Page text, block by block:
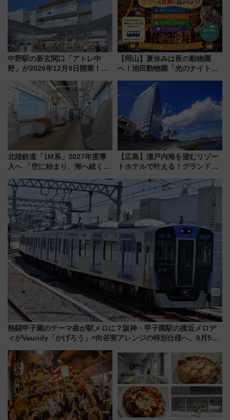
中野駅の新玄関口「アトレ中
野」が2026年12月9日開業！新
注目スポット
【岡山】夏休みは夜の動物園
へ！池田動物園「光のナイトズ
北陸鉄道「1M系」2027年度導
入へ 「空に始まり、海へ続く」
神秘的なデザイン
【広島】瀬戸内海を望むリゾー
トホテルで叶える！グランドプ
ディング＆カジュアルパーティ
ープラン
熱闘甲子園のテーマ曲が駅メロに？阪神・甲子園駅の接近メロデ
ィがVaundy「かげろう」×向谷実アレンジの特別仕様へ、8月5日